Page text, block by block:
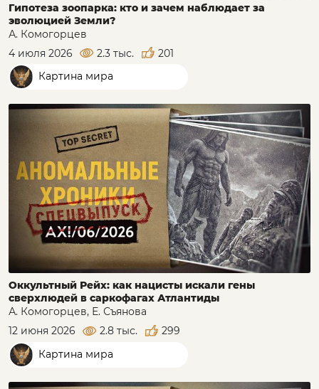
Гипотеза зоопарка: кто и зачем наблюдает за
эволюцией Земли?
А. Комогорцев
4 июля 2026
2.3 тыс.
201
Картина мира
Оккультный Рейх: как нацисты искали гены
сверхлюдей в саркофагах Атлантиды
А. Комогорцев, Е. Съянова
12 июня 2026
2.8 тыс.
299
Картина мира